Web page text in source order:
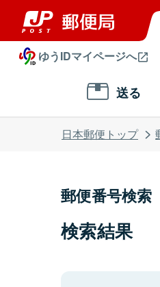
ゆうIDマイページへ
送る
日本郵便トップ
郵便番号検索
検索結果